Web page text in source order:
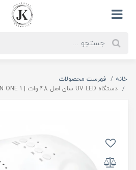
خانه
فهرست محصولات
دستگاه UV LED سان اصل 48 وات | 1 SUN ONE